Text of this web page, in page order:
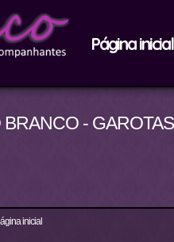
Página inicial
-
inicial